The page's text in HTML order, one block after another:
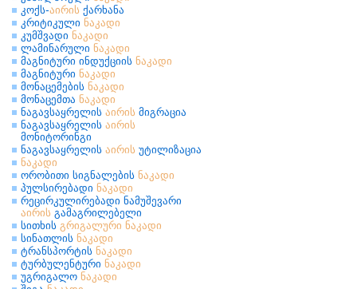
კოქს-აირის ქარხანა
კრიტიკული ნაკადი
კუმშვადი ნაკადი
ლამინარული ნაკადი
მაგნიტური ინდუქციის ნაკადი
მაგნიტური ნაკადი
მონაცემების ნაკადი
მონაცემთა ნაკადი
ნაგავსაყრელის აირის მიგრაცია
ნაგავსაყრელის აირის
მონიტორინგი
ნაგავსაყრელის აირის უტილიზაცია
ნაკადი
ორობითი სიგნალების ნაკადი
პულსირებადი ნაკადი
რეცირკულირებადი ნამუშევარი
აირის გამაგრილებელი
სითხის გრიგალური ნაკადი
სინათლის ნაკადი
ტრანსპორტის ნაკადი
ტურბულენტური ნაკადი
უგრიგალო ნაკადი